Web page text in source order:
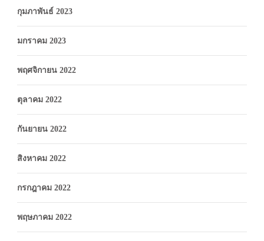
กุมภาพันธ์ 2023
มกราคม 2023
พฤศจิกายน 2022
ตุลาคม 2022
กันยายน 2022
สิงหาคม 2022
กรกฎาคม 2022
พฤษภาคม 2022